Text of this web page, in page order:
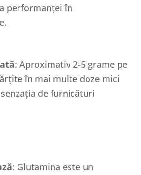
performanței în
: Aproximativ 2-5 grame pe
în mai multe doze mici
de furnicături
: Glutamina este un